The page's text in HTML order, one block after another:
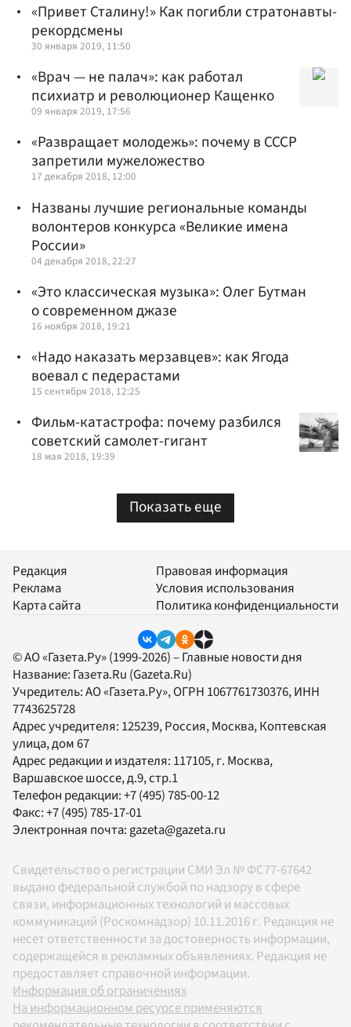
«Привет Сталину!» Как погибли стратонавты-
рекордсмены
30 января 2019, 11:50
«Врач — не палач»: как работал
психиатр и революционер Кащенко
09 января 2019, 17:56
«Развращает молодежь»: почему в СССР
запретили мужеложество
17 декабря 2018, 12:00
Названы лучшие региональные команды
волонтеров конкурса «Великие имена
России»
04 декабря 2018, 22:27
«Это классическая музыка»: Олег Бутман
о современном джазе
16 ноября 2018, 19:21
«Надо наказать мерзавцев»: как Ягода
воевал с педерастами
15 сентября 2018, 12:25
Фильм-катастрофа: почему разбился
советский самолет-гигант
18 мая 2018, 19:39
Показать еще
Редакция
Реклама
Карта сайта
Правовая информация
Условия использования
Политика конфиденциальности
© АО «Газета.Ру» (1999-2026) – Главные новости дня
Название: Газета.Ru (Gazeta.Ru)
Учредитель:АО «Газета.Ру», ОГРН 1067761730376, ИНН
7743625728
Адрес учредителя: 125239, Россия, Москва, Коптевская
улица, дом 67
Адрес редакции и издателя: 117105, г. Москва,
Варшавское шоссе, д.9, стр.1
Телефон редакции:+7 (495) 785-00-12
Факс:+7 (495) 785-17-01
Электронная почта:gazeta@gazeta.ru
Свидетельство о регистрации СМИ Эл № ФС77-67642
выдано федеральной службой по надзору в сфере
связи, информационных технологий и массовых
коммуникаций (Роскомнадзор) 10.11.2016 г. Редакция не
несет ответственности за достоверность информации,
содержащейся в рекламных объявлениях. Редакция не
предоставляет справочной информации.
Информация об ограничениях
На информационном ресурсе применяются